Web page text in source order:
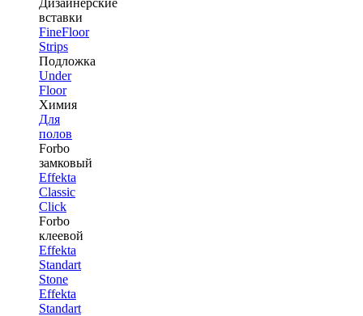
Дизайнерские
вставки
FineFloor
Strips
Подложка
Under
Floor
Химия
Для
полов
Forbo
замковый
Effekta
Classic
Click
Forbo
клеевой
Effekta
Standart
Stone
Effekta
Standart